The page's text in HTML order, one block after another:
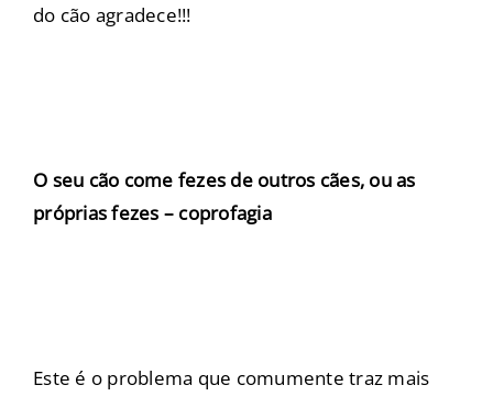
do cão agradece!!!
O seu cão come fezes de outros cães, ou as
próprias fezes – coprofagia
Este é o problema que comumente traz mais